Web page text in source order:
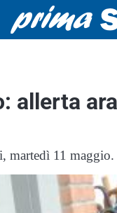
allerta
martedì 11 maggio.